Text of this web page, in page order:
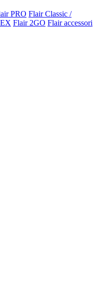
PRO Flair Classic /
Flair 2GO Flair accessori